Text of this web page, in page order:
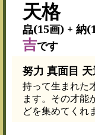
天格
皛(15画) + 納
吉です
努力 真面目
持って生まれた
ます。その才能
どを集めてくれ